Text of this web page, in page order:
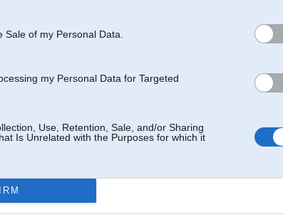
of my Personal Data.
my Personal Data for Targeted
Use, Retention, Sale, and/or Sharing
Is Unrelated with the Purposes for which it
Nemaz nevajag fizmatu grādu lai lietotu būsteri.
nopelnījis tu būtu, ja būtu pārdevis būsteri pa samaksatais uldim+ 50EUR....
tu tiem kripto faniem pastaasti! Tajaa sadaljaa juus visi taa ''pelniet'' un tas ir